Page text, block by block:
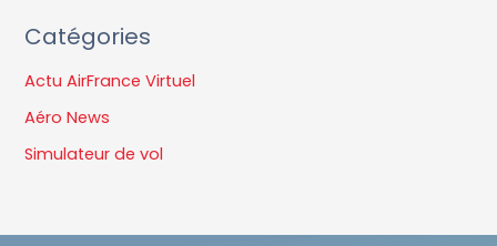
Catégories
Actu AirFrance Virtuel
Aéro News
Simulateur de vol